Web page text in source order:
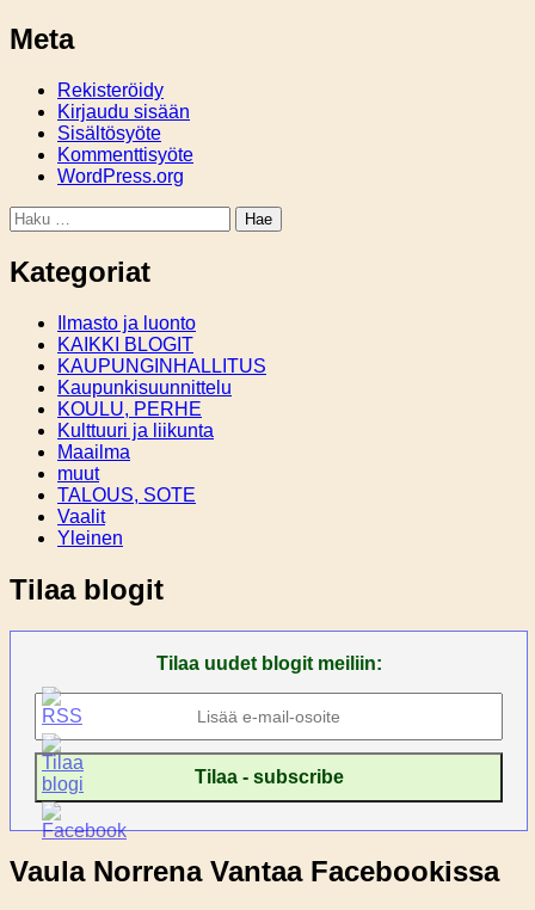
Meta
Rekisteröidy
Kirjaudu sisään
Sisältösyöte
Kommenttisyöte
WordPress.org
Haku:
Kategoriat
Ilmasto ja luonto
KAIKKI BLOGIT
KAUPUNGINHALLITUS
Kaupunkisuunnittelu
KOULU, PERHE
Kulttuuri ja liikunta
Maailma
muut
TALOUS, SOTE
Vaalit
Yleinen
Tilaa blogit
Tilaa uudet blogit meiliin:
Vaula Norrena Vantaa Facebookissa